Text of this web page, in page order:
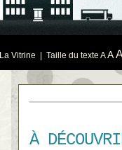
La Vitrine | Taille du texte A A
À